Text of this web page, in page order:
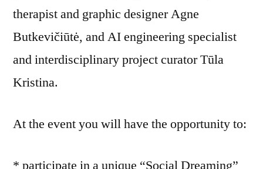
therapist and graphic designer Agne
Butkevičiūtė, and AI engineering specialist
and interdisciplinary project curator Tūla
Kristina.
At the event you will have the opportunity to:
* participate in a unique “Social Dreaming”